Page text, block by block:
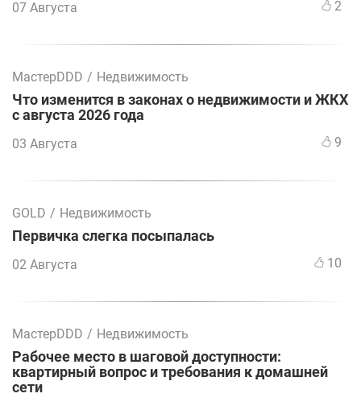
07 Августа 2
МастерDDD / Недвижимость
Что изменится в законах о недвижимости и ЖКХ
с августа 2026 года
03 Августа 9
GOLD / Недвижимость
Первичка слегка посыпалась
02 Августа 10
МастерDDD / Недвижимость
Рабочее место в шаговой доступности:
квартирный вопрос и требования к домашней
сети